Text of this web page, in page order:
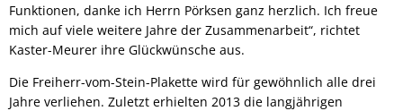
Funktionen, danke ich Herrn Pörksen ganz herzlich. Ich freue
mich auf viele weitere Jahre der Zusammenarbeit“, richtet
Kaster-Meurer ihre Glückwünsche aus.
Die Freiherr-vom-Stein-Plakette wird für gewöhnlich alle drei
Jahre verliehen. Zuletzt erhielten 2013 die langjährigen